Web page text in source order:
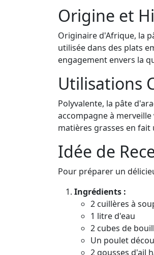
Origine et
Originaire d'Afrique, la
utilisée dans des plats
engagement envers la
Utilisations
Polyvalente, la pâte
accompagne à
matières grasses en
Idée de
Pour préparer un
Ingrédients :
2 cuillères à
1 litre d'eau
2 cubes de
Un poulet
2 gousses d'ail